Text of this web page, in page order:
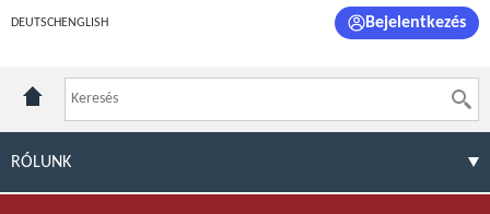
DEUTSCH ENGLISH Bejelentkezés
RÓLUNK